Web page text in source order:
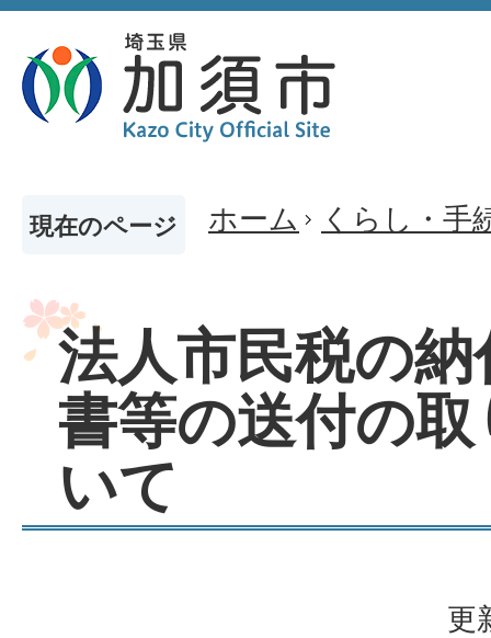
現在のページ ホーム くらし・手
法人市民税の
書等の送付の
いて
更